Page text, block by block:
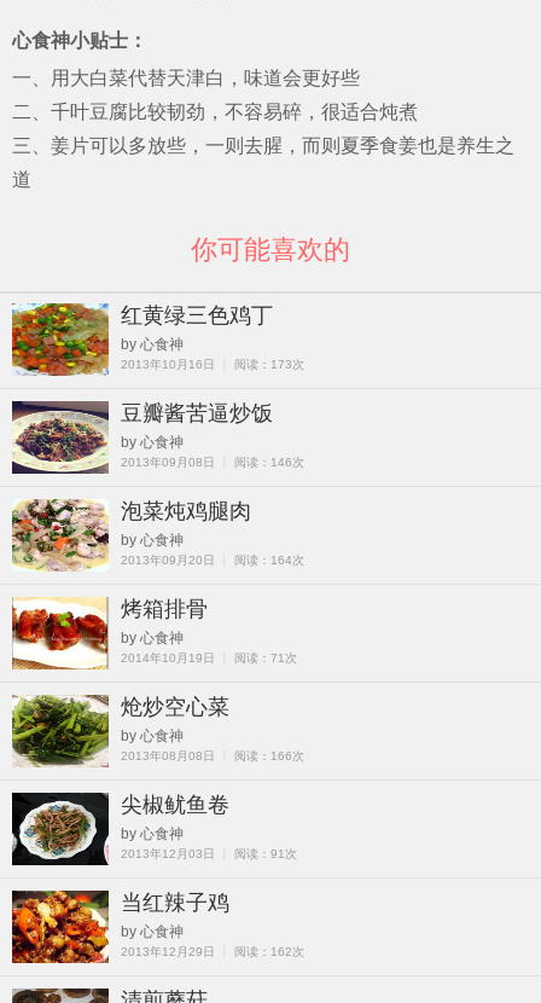
心食神小贴士：
一、用大白菜代替天津白，味道会更好些
二、千叶豆腐比较韧劲，不容易碎，很适合炖煮
三、姜片可以多放些，一则去腥，而则夏季食姜也是养生之
道
你可能喜欢的
红黄绿三色鸡丁
by 心食神
2013年10月16日 ┊ 阅读：173次
豆瓣酱苦逼炒饭
by 心食神
2013年09月08日 ┊ 阅读：146次
泡菜炖鸡腿肉
by 心食神
2013年09月20日 ┊ 阅读：164次
烤箱排骨
by 心食神
2014年10月19日 ┊ 阅读：71次
炝炒空心菜
by 心食神
2013年08月08日 ┊ 阅读：166次
尖椒鱿鱼卷
by 心食神
2013年12月03日 ┊ 阅读：91次
当红辣子鸡
by 心食神
2013年12月29日 ┊ 阅读：162次